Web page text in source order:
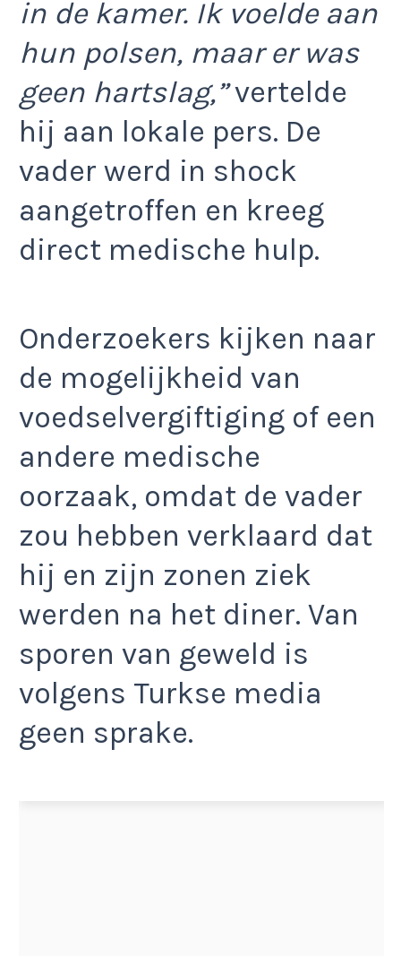
in de kamer. Ik voelde aan
hun polsen, maar er was
geen hartslag,”vertelde
hij aan lokale pers. De
vader werd in shock
aangetroffen en kreeg
direct medische hulp.
Onderzoekers kijken naar
de mogelijkheid van
voedselvergiftiging of een
andere medische
oorzaak, omdat de vader
zou hebben verklaard dat
hij en zijn zonen ziek
werden na het diner. Van
sporen van geweld is
volgens Turkse media
geen sprake.